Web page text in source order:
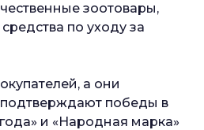
зоотовары,
по уходу за
а они
победы в
и «Народная марка»